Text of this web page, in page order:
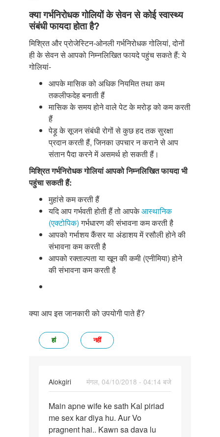
क्या गर्भनिरोधक गोलियों के सेवन से कोई स्वास्थ्य
संबंधी फायदा होता है?
मिश्रित और प्रोजेस्टिन-ओनली गर्भनिरोधक गोलियां, दोनों
ही के सेवन से आपको निम्नलिखित फायदे पहुंच सकते हैं: ये
गोलियां-
आपके मासिक को अधिक नियमित तथा कम
तकलीफदेह बनाती हैं
मासिक के समय होने वाले पेट के मरोड़ को कम करती
हैं
पेड़ू के सूजन संबंधी रोगों से कुछ हद तक सुरक्षा
प्रदान करती हैं, जिनका उपचार न कराने से आप
संतान पैदा करने में असमर्थ हो सकती हैं।
मिश्रित गर्भनिरोधक गोलियां आपको निम्नलिखित फायदा भी
पहुंचा सकती हैं:
मुहांसे कम करती हैं
यदि आप गर्भवती होती हैं तो आपकेआस्थानिक
(एक्टोपिक)गर्भधारण की संभावना कम करती है
आपको गर्भाशय कैंसर या अंडाशय में रसौली होने की
संभावना कम करती है
आपको रक्ताल्पता या खून की कमी (एनीमिया) होने
की संभावना कम करती है
क्या आप इस जानकारी को उपयोगी पाते हैं?
हां नहीं
Alokgiri
मंगल, 04/10/2018 - 04:14 बजे
Main
apne
wife
Main apne wife ke sath Kal piriad
me sex kar diya hu. Aur Vo
pragnent hai.. Kawn sa dava lu